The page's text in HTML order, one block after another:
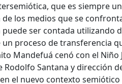
que es siempre
los medios que se
ser contada utilizando
proceso de transferencia
Mandefuá cenó con el Niño
Santana y dirección
el nuevo contexto